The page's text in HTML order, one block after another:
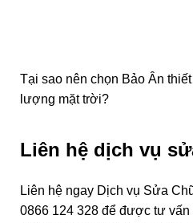
Tại sao nên chọn Bảo Ân
lượng mặt trời?
Liên hệ dịch vụ
Liên hệ ngay Dịch vụ Sửa
0866 124 328 để được tư vấn